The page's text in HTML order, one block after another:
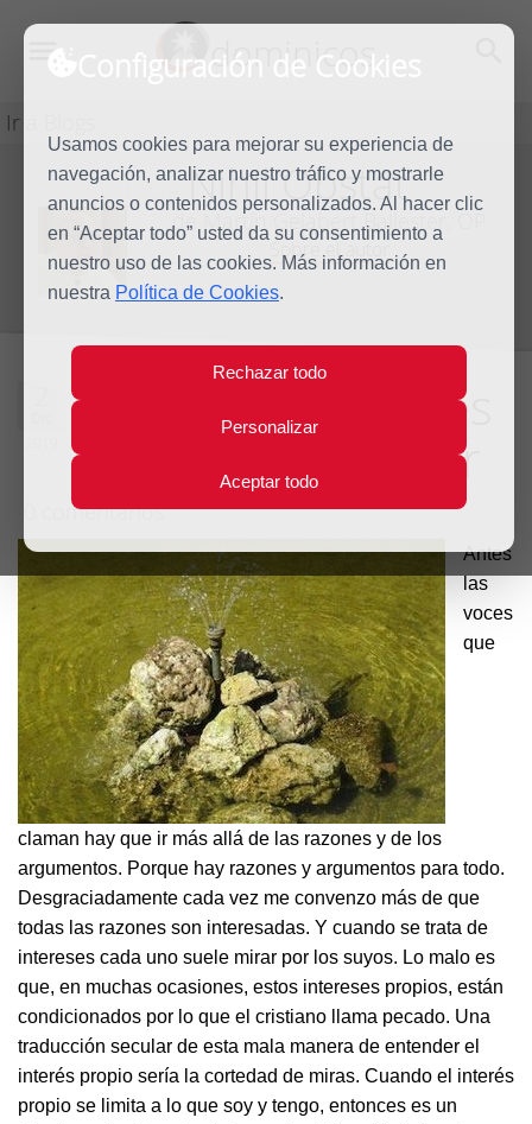
Configuración de Cookies
Usamos cookies para mejorar su experiencia de
navegación, analizar nuestro tráfico y mostrarle
anuncios o contenidos personalizados. Al hacer clic
en “Aceptar todo” usted da su consentimiento a
nuestro uso de las cookies. Más información en
nuestra Política de Cookies.
Rechazar todo
Personalizar
Aceptar todo
dominicos
Ir a Blogs
BlogNihil Obstat
de Martín Gelabert Ballester, OP
Sobre el autor
Razones del interés
y razones del amor
0 comentarios
Antes
las
voces
que
claman hay que ir más allá de las razones y de los
argumentos. Porque hay razones y argumentos para todo.
Desgraciadamente cada vez me convenzo más de que
todas las razones son interesadas. Y cuando se trata de
intereses cada uno suele mirar por los suyos. Lo malo es
que, en muchas ocasiones, estos intereses propios, están
condicionados por lo que el cristiano llama pecado. Una
traducción secular de esta mala manera de entender el
interés propio sería la cortedad de miras. Cuando el interés
propio se limita a lo que soy y tengo, entonces es un